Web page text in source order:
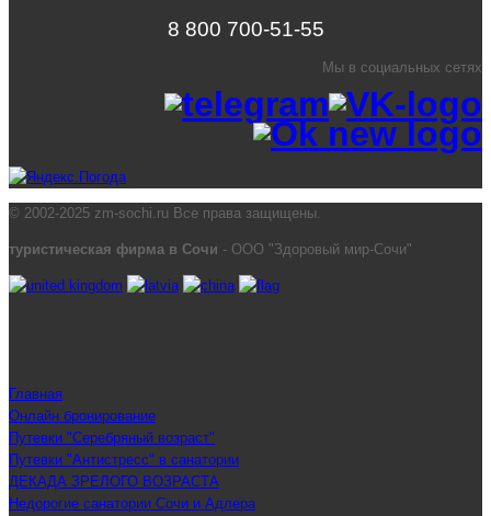
8 800 700-51-55
Мы в социальных сетях
© 2002-2025 zm-sochi.ru Все права защищены.
туристическая фирма в Сочи - ООО "Здоровый мир-Сочи"
Главная
Онлайн бронирование
Путевки "Серебряный возраст"
Путевки "Антистресс" в санатории
ДЕКАДА ЗРЕЛОГО ВОЗРАСТА
Недорогие санатории Сочи и Адлера